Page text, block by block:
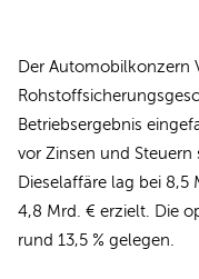
Der Automobilkonzern
Betriebsergebnis
vor Zinsen und Steuern
Dieselaffäre lag bei 8,5
4,8 Mrd. € erzielt. Die
rund 13,5 % gelegen.